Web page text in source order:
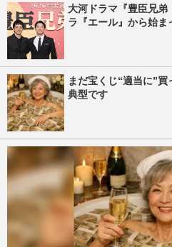
大河ドラマ『豊臣兄弟
ラ『エール』から始ま
まだ宝くじ“適当に”
典型です